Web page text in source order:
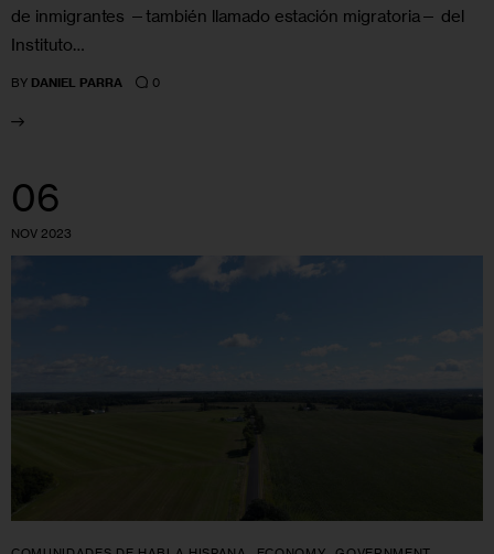
de inmigrantes —también llamado estación migratoria— del
Instituto…
BY DANIEL PARRA 0
06
NOV 2023